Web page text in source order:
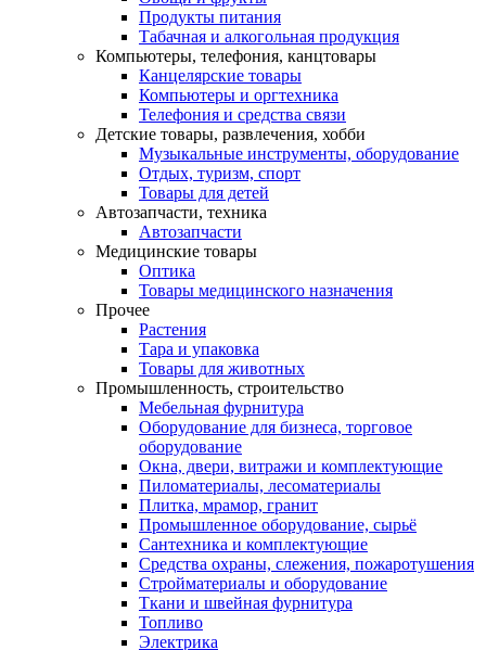
Продукты питания
Табачная и алкогольная продукция
Компьютеры, телефония, канцтовары
Канцелярские товары
Компьютеры и оргтехника
Телефония и средства связи
Детские товары, развлечения, хобби
Музыкальные инструменты, оборудование
Отдых, туризм, спорт
Товары для детей
Автозапчасти, техника
Автозапчасти
Медицинские товары
Оптика
Товары медицинского назначения
Прочее
Растения
Тара и упаковка
Товары для животных
Промышленность, строительство
Мебельная фурнитура
Оборудование для бизнеса, торговое
оборудование
Окна, двери, витражи и комплектующие
Пиломатериалы, лесоматериалы
Плитка, мрамор, гранит
Промышленное оборудование, сырьё
Сантехника и комплектующие
Средства охраны, слежения, пожаротушения
Стройматериалы и оборудование
Ткани и швейная фурнитура
Топливо
Электрика